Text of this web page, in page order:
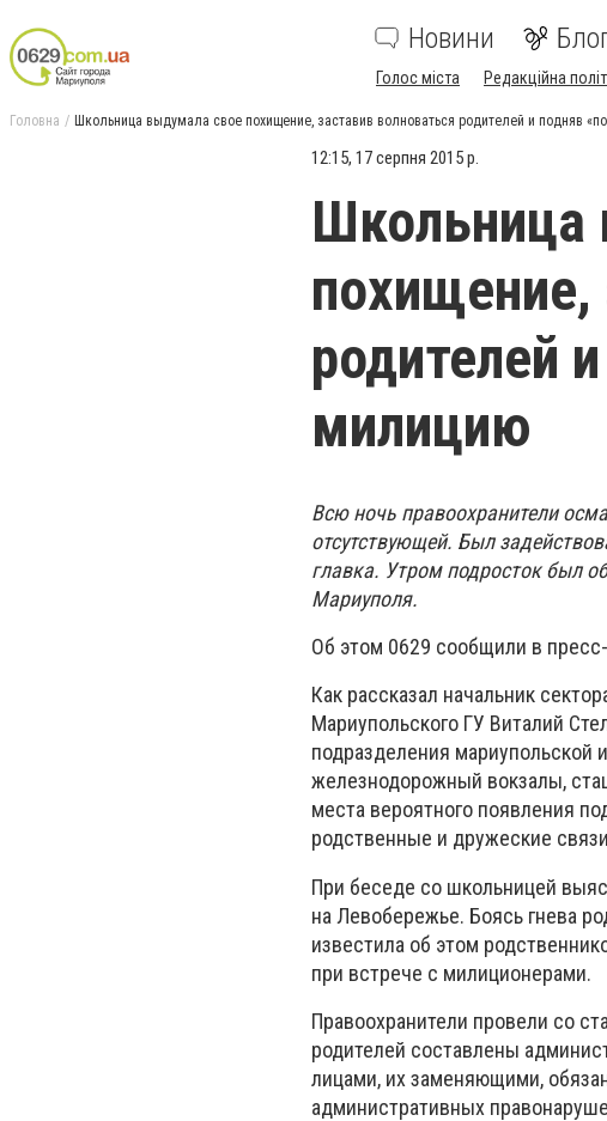
Новини
Голос міста Редакційна
Головна Школьница выдумала свое похищение, заставив волноваться родителей и подняв
12:15, 17 серпня 2015 р.
Школьница
похищение,
родителей
милицию
Всю ночь правоохранители
отсутствующей. Был
главка. Утром подросток был
Мариуполя.
Об этом 0629 сообщили в
Как рассказал начальник
Мариупольского ГУ Виталий
подразделения мариупольской
железнодорожный вокзалы,
места вероятного появления
родственные и дружеские
При беседе со школьницей
на Левобережье. Боясь гнева
известила об этом
при встрече с милиционерами.
Правоохранители провели со
родителей составлены
лицами, их заменяющими,
административных